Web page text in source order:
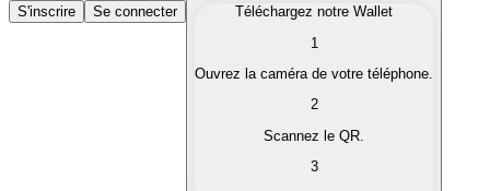
Acheter des Cryptomonnaies
Achetez les cryptomonnaies qui vous intéressent
Convertissez vos cryptomonnaies en monnaie
S'inscrire Se connecter
Téléchargez notre Wallet
1
Ouvrez la caméra de votre téléphone.
2
Scannez le QR.
3